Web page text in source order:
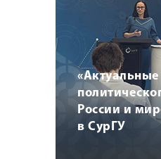
России и
в СурГУ